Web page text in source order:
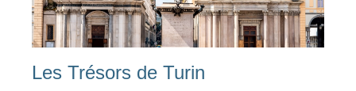
Les Trésors de Turin